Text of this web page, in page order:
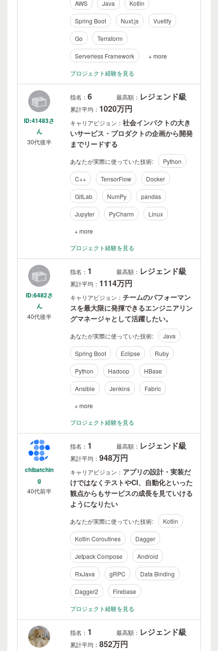
AWS Java Kotlin
Spring Boot Nuxt.js Vuetify
Go Terraform
Serverless Framework + more
プロジェクト経験を見る
ID:41483さ
ん
30代後半
指名： 6 最高額： レジェンド級
累計平均： 1020万円
キャリアビジョン： 社会インパクトの大き
いサービス・プロダクトの企画から開発
までリードする
あなたが実際に使っていた技術: Python
C++ TensorFlow Docker
GitLab NumPy pandas
Jupyter PyCharm Linux
+ more
プロジェクト経験を見る
ID:6482さ
ん
40代後半
指名： 1 最高額： レジェンド級
累計平均： 1114万円
キャリアビジョン： チームのパフォーマン
スを最大限に発揮できるエンジニアリン
グマネージャとして活躍したい。
あなたが実際に使っていた技術: Java
Spring Boot Eclipse Ruby
Python Hadoop HBase
Ansible Jenkins Fabric
+ more
プロジェクト経験を見る
chibatchin
g
40代前半
指名： 1 最高額： レジェンド級
累計平均： 948万円
キャリアビジョン： アプリの設計・実装だ
けではなくテストやCI、自動化といった
観点からもサービスの成長を見ていける
ようになりたい
あなたが実際に使っていた技術: Kotlin
Kotlin Coroutines Dagger
Jetpack Compose Android
RxJava gRPC Data Binding
Dagger2 Firebase
プロジェクト経験を見る
指名： 1 最高額： レジェンド級
累計平均： 852万円